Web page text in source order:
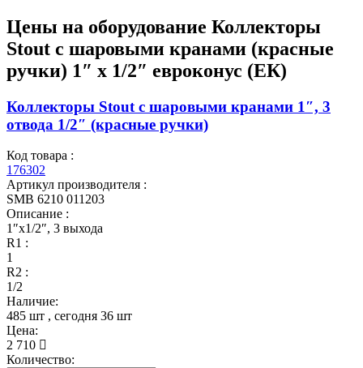
Цены на оборудование Коллекторы
Stout с шаровыми кранами (красные
ручки) 1″ x 1/2″ евроконус (ЕК)
Коллекторы Stout с шаровыми кранами 1″, 3
отвода 1/2″ (красные ручки)
Код товара :
176302
Артикул производителя :
SMB 6210 011203
Описание :
1″x1/2″, 3 выхода
R1 :
1
R2 :
1/2
Наличие:
485 шт , сегодня 36 шт
Цена:
2 710
Количество: